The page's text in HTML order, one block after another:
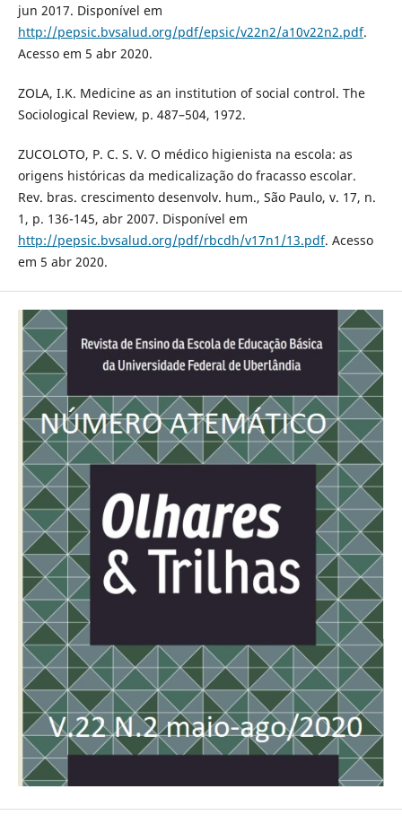
jun 2017. Disponível em
http://pepsic.bvsalud.org/pdf/epsic/v22n2/a10v22n2.pdf.
Acesso em 5 abr 2020.
ZOLA, I.K. Medicine as an institution of social control. The
Sociological Review, p. 487–504, 1972.
ZUCOLOTO, P. C. S. V. O médico higienista na escola: as
origens históricas da medicalização do fracasso escolar.
Rev. bras. crescimento desenvolv. hum., São Paulo, v. 17, n.
1, p. 136-145, abr 2007. Disponível em
http://pepsic.bvsalud.org/pdf/rbcdh/v17n1/13.pdf. Acesso
em 5 abr 2020.